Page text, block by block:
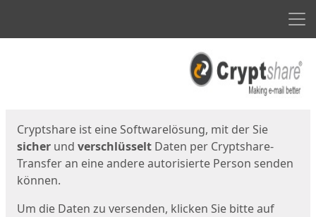
Cryptshare ist eine Softwarelösung, mit der Sie
sicher und verschlüsselt Daten per Cryptshare-
Transfer an eine andere autorisierte Person senden
können.
Um die Daten zu versenden, klicken Sie bitte auf